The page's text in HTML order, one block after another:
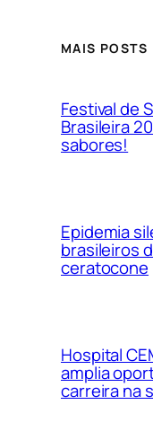
MAIS POSTS
Festival de
Brasileira
sabores!
Epidemia
brasileiros
ceratocone
Hospital
amplia
carreira na